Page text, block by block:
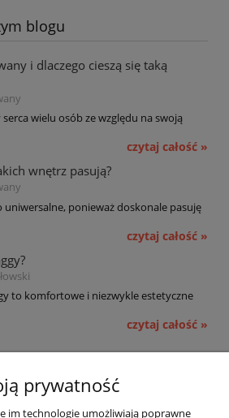
blogu
i dlaczego cieszą się taką
wielu osób ze względu na swoją
czytaj całość »
wnętrz pasują?
uniwersalne, ponieważ doskonale pasuję
czytaj całość »
to komfortowe i niezwykle estetyczne
czytaj całość »
prywatność
im technologie umożliwiają poprawne